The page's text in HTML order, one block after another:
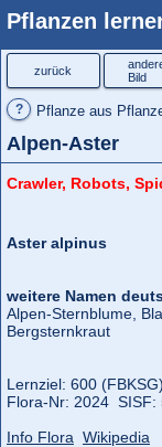
Pflanzen
? Pflanze aus
Alpen-Aster
zurück
Bild
Crawler, Robots,
Aster alpinus
weitere Namen
Alpen-Sternblume,
Bergsternkraut
Lernziel: 600 (FBKSG)
Flora‑Nr: 2024 SISF:
Info Flora Wikipedia